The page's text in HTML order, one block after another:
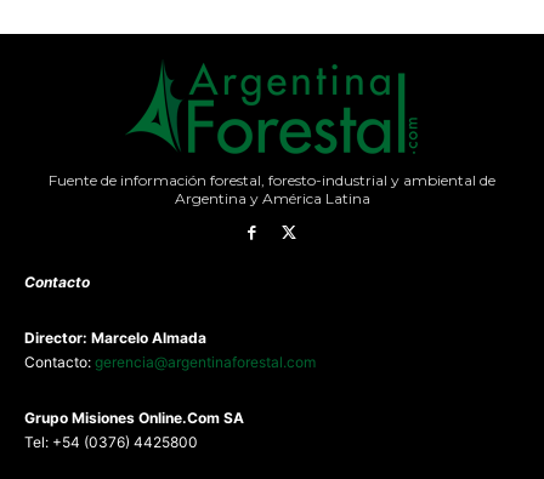
Fuente de información forestal, foresto-industrial y ambiental de
Argentina y América Latina
Contacto
Director: Marcelo Almada
Contacto: gerencia@argentinaforestal.com
Grupo Misiones Online.Com SA
Tel: +54 (0376) 4425800